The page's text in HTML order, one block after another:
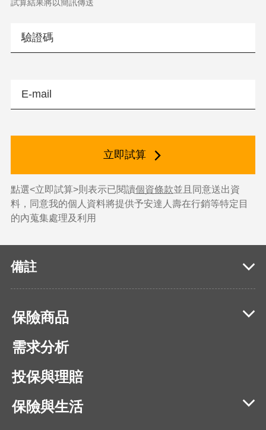
試算結果將以簡訊傳送
立即試算
點選<立即試算>則表示已閱讀個資條款並且同意送出資
料，同意我的個人資料將提供予安達人壽在行銷等特定目
的內蒐集處理及利用
備註
保險商品
需求分析
投保與理賠
保險與生活